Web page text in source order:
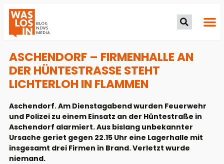
ASCHENDORF – FIRMENHALLE AN
DER HÜNTESTRASSE STEHT L
ICHTERLOH IN FLAMMEN
Aschendorf. Am Dienstagabend wurden Feuerwehr
und Polizei zu einem Einsatz an der Hüntestraße in
Aschendorf alarmiert. Aus bislang unbekannter
Ursache geriet gegen 22.15 Uhr eine Lagerhalle mit
insgesamt drei Firmen in Brand. Verletzt wurde
niemand.